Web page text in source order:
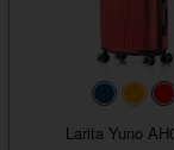
#093f69
Larita Yuno